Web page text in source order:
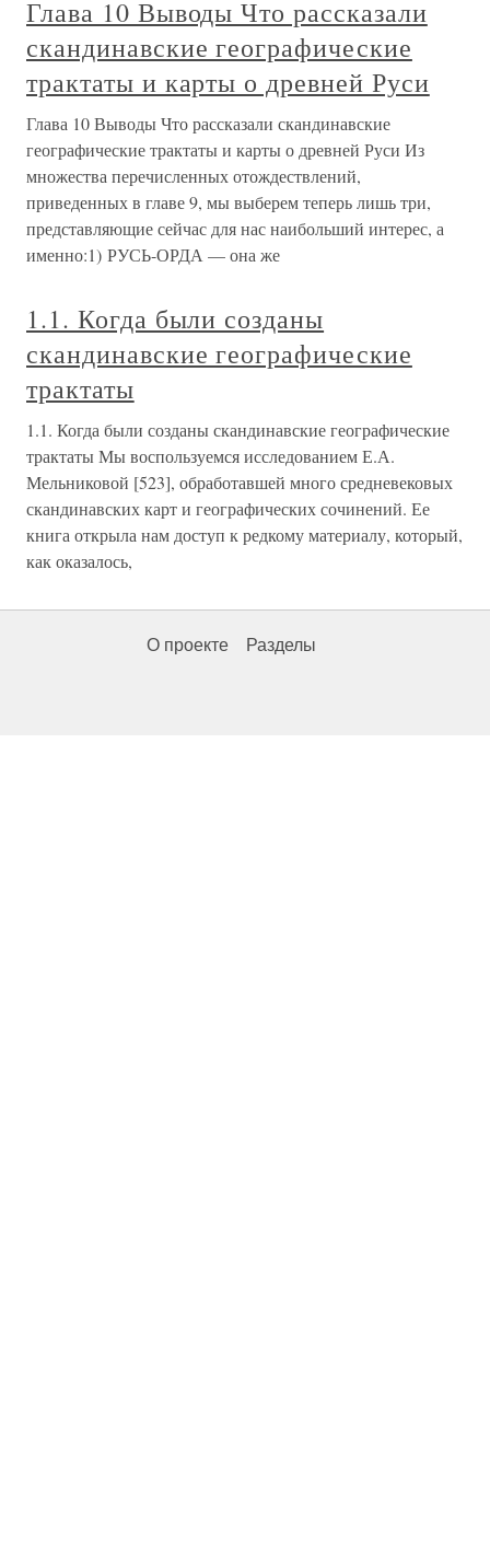
Глава 10 Выводы Что рассказали
скандинавские географические
трактаты и карты о древней Руси
Глава 10 Выводы Что рассказали скандинавские
географические трактаты и карты о древней Руси Из
множества перечисленных отождествлений,
приведенных в главе 9, мы выберем теперь лишь три,
представляющие сейчас для нас наибольший интерес, а
именно:1) РУСЬ-ОРДА — она же
1.1. Когда были созданы
скандинавские географические
трактаты
1.1. Когда были созданы скандинавские географические
трактаты Мы воспользуемся исследованием Е.А.
Мельниковой [523], обработавшей много средневековых
скандинавских карт и географических сочинений. Ее
книга открыла нам доступ к редкому материалу, который,
как оказалось,
О проекте Разделы